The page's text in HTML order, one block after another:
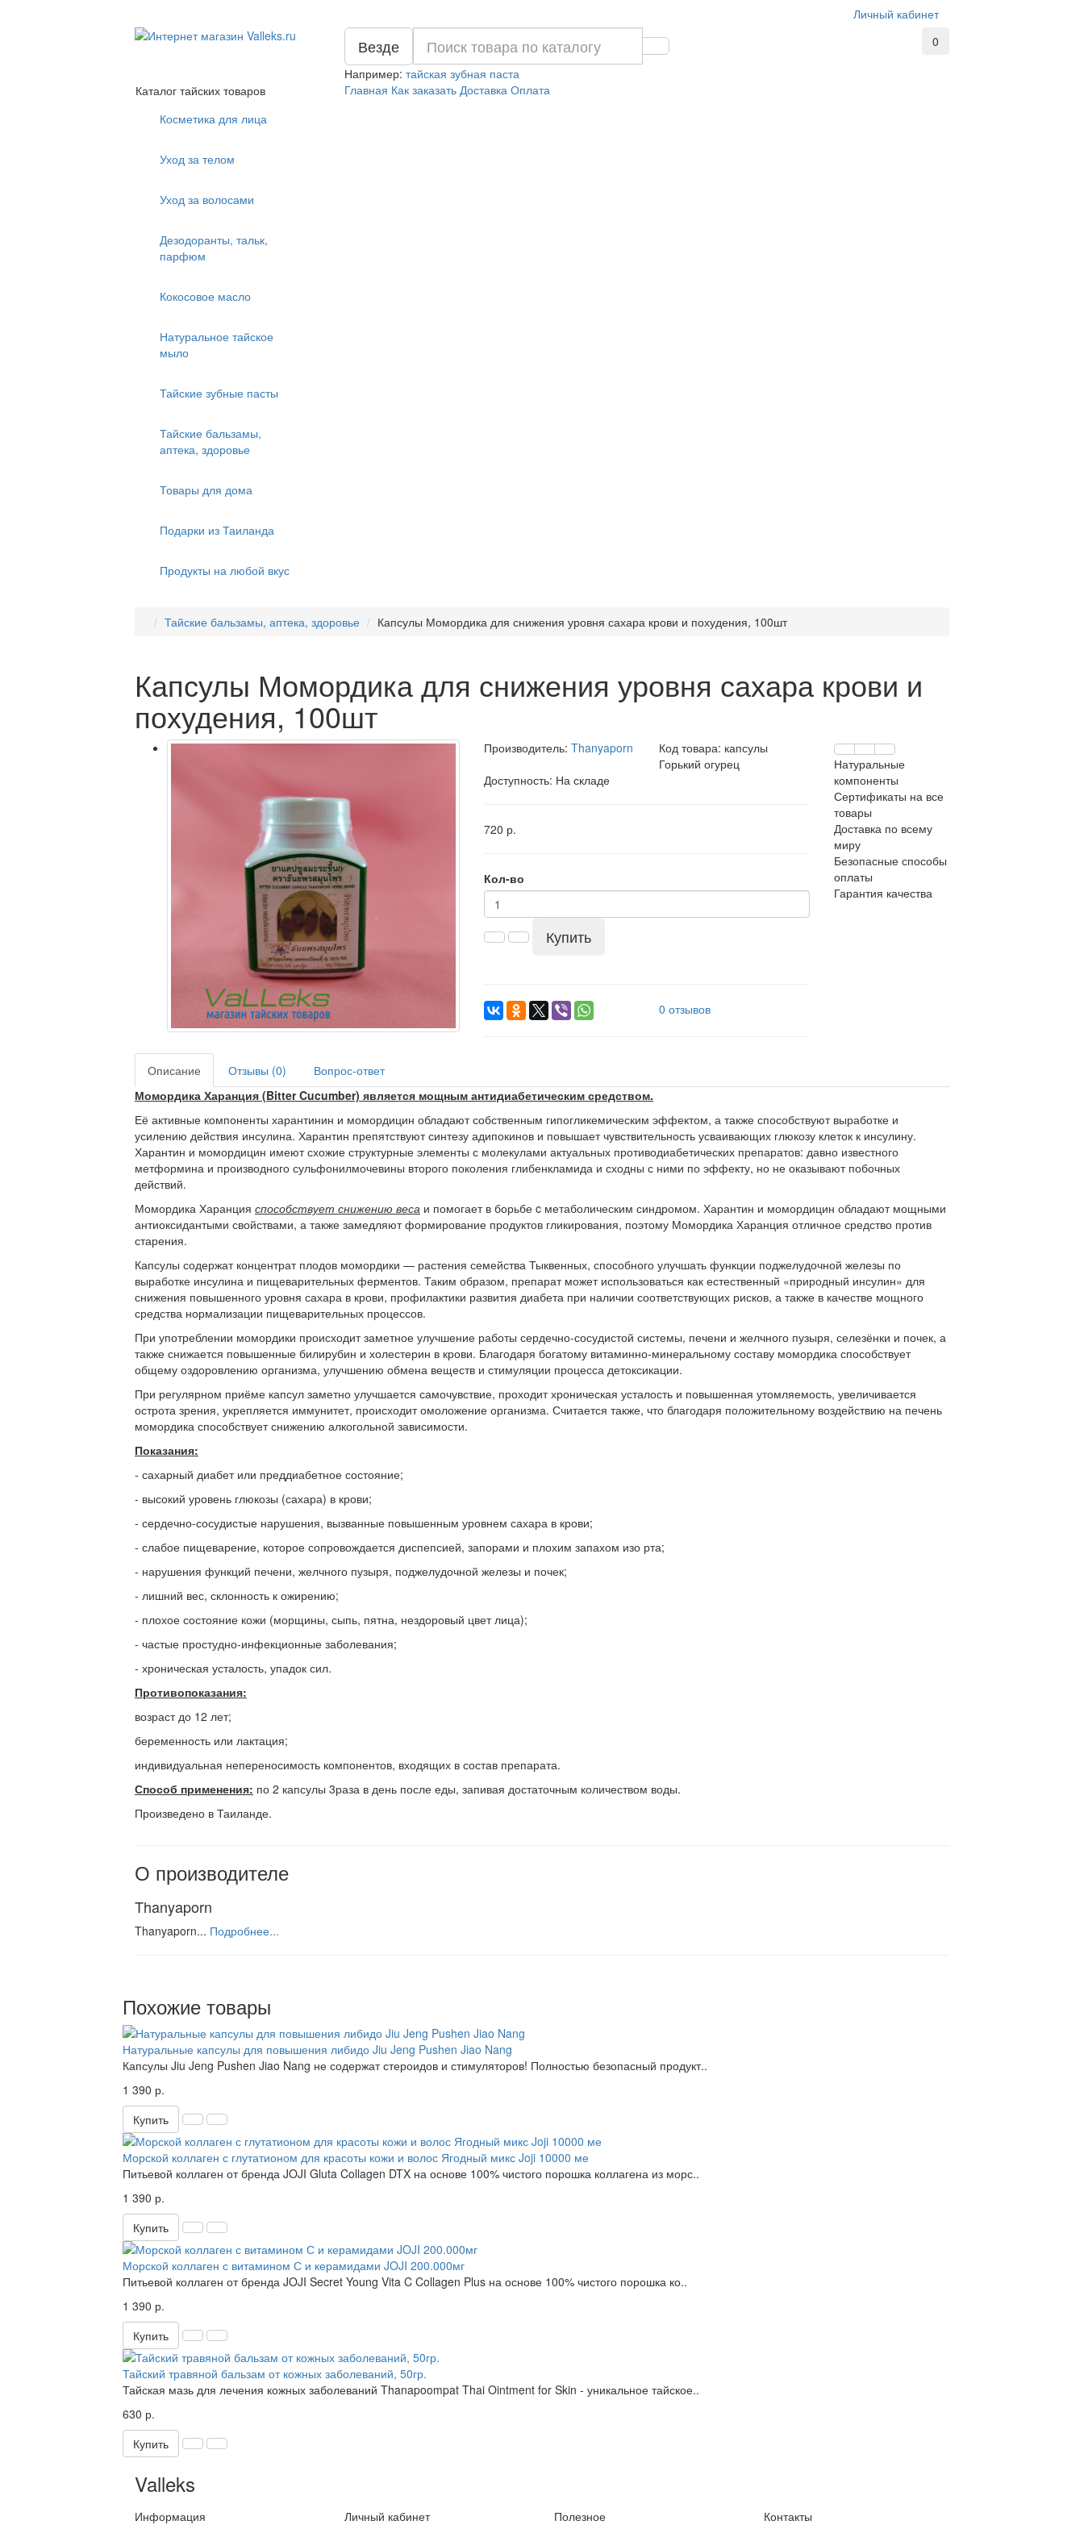
Личный кабинет
0
Везде
Например: тайская зубная паста
Главная Как заказать Доставка Оплата
Каталог тайских товаров
Косметика для лица
Уход за телом
Уход за волосами
Дезодоранты, тальк,
парфюм
Кокосовое масло
Натуральное тайское
мыло
Тайские зубные пасты
Тайские бальзамы,
аптека, здоровье
Товары для дома
Подарки из Таиланда
Продукты на любой вкус
Тайские бальзамы, аптека, здоровье Капсулы Момордика для снижения уровня сахара крови и похудения, 100шт
Капсулы Момордика для снижения уровня сахара крови и
похудения, 100шт
Производитель:Thanyaporn Код товара: капсулы
Горький огурец
Доступность: На складе
720 р.
Кол-во
Купить
0 отзывов
Натуральные
компоненты
Сертификаты на все
товары
Доставка по всему
миру
Безопасные способы
оплаты
Гарантия качества
Описание Отзывы (0)
Вопрос-ответ
Момордика Харанция (Bitter Cucumber) является мощным антидиабетическим средством.
Её активные компоненты харантинин и момордицин обладают собственным гипогликемическим эффектом, а также способствуют выработке и
усилению действия инсулина. Харантин препятствуют синтезу адипокинов и повышает чувствительность усваивающих глюкозу клеток к инсулину.
Харантин и момордицин имеют схожие структурные элементы с молекулами актуальных противодиабетических препаратов: давно известного
метформина и производного сульфонилмочевины второго поколения глибенкламида и сходны с ними по эффекту, но не оказывают побочных
действий.
Момордика Харанция способствует снижению веса и помогает в борьбе c метаболическим синдромом. Харантин и момордицин обладают мощными
антиоксидантыми свойствами, а также замедляют формирование продуктов гликирования, поэтому Момордика Харанция отличное средство против
старения.
Капсулы содержат концентрат плодов момордики — растения семейства Тыквенных, способного улучшать функции поджелудочной железы по
выработке инсулина и пищеварительных ферментов. Таким образом, препарат может использоваться как естественный «природный инсулин» для
снижения повышенного уровня сахара в крови, профилактики развития диабета при наличии соответствующих рисков, а также в качестве мощного
средства нормализации пищеварительных процессов.
При употреблении момордики происходит заметное улучшение работы сердечно-сосудистой системы, печени и желчного пузыря, селезёнки и почек, а
также снижается повышенные билирубин и холестерин в крови. Благодаря богатому витаминно-минеральному составу момордика способствует
общему оздоровлению организма, улучшению обмена веществ и стимуляции процесса детоксикации.
При регулярном приёме капсул заметно улучшается самочувствие, проходит хроническая усталость и повышенная утомляемость, увеличивается
острота зрения, укрепляется иммунитет, происходит омоложение организма. Считается также, что благодаря положительному воздействию на печень
момордика способствует снижению алкогольной зависимости.
Показания:
- сахарный диабет или преддиабетное состояние;
- высокий уровень глюкозы (сахара) в крови;
- сердечно-сосудистые нарушения, вызванные повышенным уровнем сахара в крови;
- слабое пищеварение, которое сопровождается диспепсией, запорами и плохим запахом изо рта;
- нарушения функций печени, желчного пузыря, поджелудочной железы и почек;
- лишний вес, склонность к ожирению;
- плохое состояние кожи (морщины, сыпь, пятна, нездоровый цвет лица);
- частые простудно-инфекционные заболевания;
- хроническая усталость, упадок сил.
Противопоказания:
возраст до 12 лет;
беременность или лактация;
индивидуальная непереносимость компонентов, входящих в состав препарата.
Способ применения: по 2 капсулы 3раза в день после еды, запивая достаточным количеством воды.
Произведено в Таиланде.
О производителе
Thanyaporn
Thanyaporn... Подробнее...
Похожие товары
Натуральные капсулы для повышения либидо Jiu Jeng Pushen Jiao Nang
Капсулы Jiu Jeng Pushen Jiao Nang не содержат стероидов и стимуляторов! Полностью безопасный продукт..
1 390 р.
Купить
Морской коллаген с глутатионом для красоты кожи и волос Ягодный микс Joji 10000 ме
Питьевой коллаген от бренда JOJI Gluta Collagen DTX на основе 100% чистого порошка коллагена из морс..
1 390 р.
Купить
Морской коллаген с витамином С и керамидами JOJI 200.000мг
Питьевой коллаген от бренда JOJI Secret Young Vita C Collagen Plus на основе 100% чистого порошка ко..
1 390 р.
Купить
Тайский травяной бальзам от кожных заболеваний, 50гр.
Тайская мазь для лечения кожных заболеваний Thanapoompat Thai Ointment for Skin - уникальное тайское..
630 р.
Купить
Valleks
Информация Личный кабинет Полезное Контакты